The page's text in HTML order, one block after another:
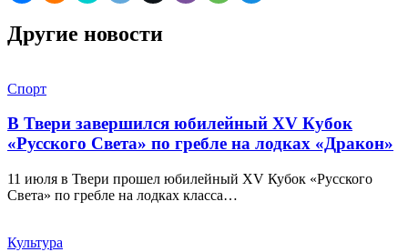
Другие новости
Спорт
В Твери завершился юбилейный XV Кубок
«Русского Света» по гребле на лодках «Дракон»
11 июля в Твери прошел юбилейный XV Кубок «Русского
Света» по гребле на лодках класса…
Культура